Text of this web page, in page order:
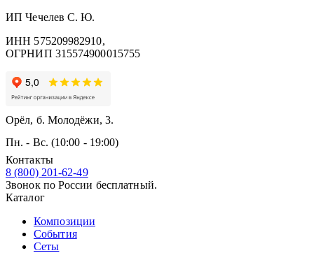
ИП Чечелев С. Ю.
ИНН 575209982910,
ОГРНИП 315574900015755
Орёл, б. Молодёжи, 3.
Пн. - Вс. (10:00 - 19:00)
Контакты
8 (800) 201-62-49
Звонок по России бесплатный.
Каталог
Композиции
События
Сеты